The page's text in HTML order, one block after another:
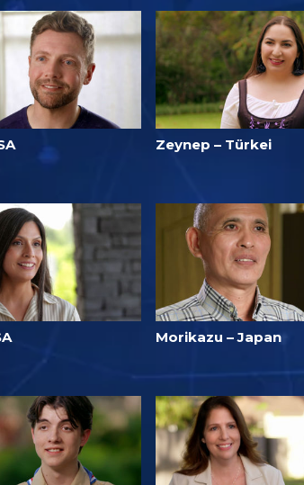
Zeynep – Türkei
Morikazu – Japan